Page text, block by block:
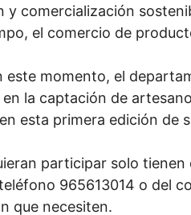
y comercialización
el comercio de
este momento, el
la captación de
esta primera edición de
participar solo
965613014 o del
que necesiten.